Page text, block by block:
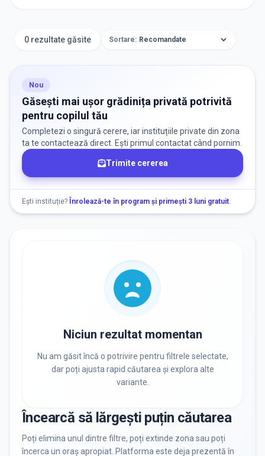
Nu există informații despre locuri libere
Resetează filtrele
0 rezultate găsite Sortare:
Nou
Găsești mai ușor grădinița privată potrivită
pentru copilul tău
Completezi o singură cerere, iar instituțiile private din zona
ta te contactează direct. Ești primul contactat când pornim.
Trimite cererea
Ești instituție? Înrolează-te în program și primești 3 luni gratuit.
Niciun rezultat momentan
Nu am găsit încă o potrivire pentru filtrele selectate,
dar poți ajusta rapid căutarea și explora alte
variante.
Încearcă să lărgești puțin căutarea
Poți elimina unul dintre filtre, poți extinde zona sau poți
încerca un oraș apropiat. Platforma este deja prezentă în